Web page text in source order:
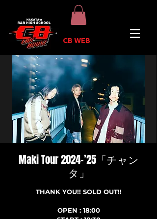
CB WEB
Maki Tour 2024-’25「チャン
タ」
THANK YOU!! SOLD OUT!!
OPEN : 18:00